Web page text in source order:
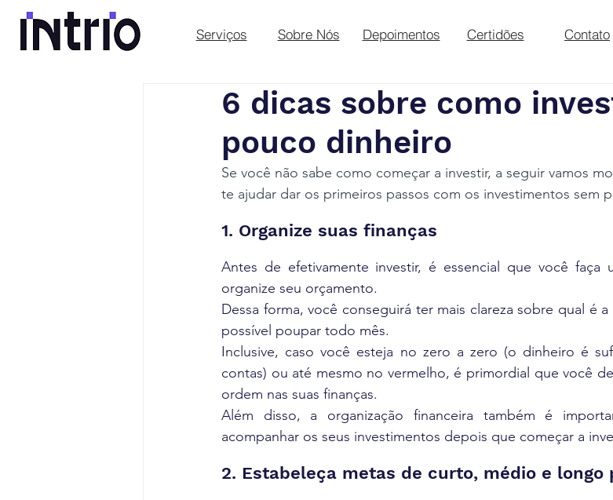
Serviços Sobre Nós Depoimentos Certidões Contato
6 dicas sobre como
pouco dinheiro
Se você não sabe como começar a investir, a seguir vamos
te ajudar dar os primeiros passos com os investimentos sem
1. Organize suas finanças
Antes de efetivamente investir, é essencial que você faça
organize seu orçamento.
Dessa forma, você conseguirá ter mais clareza sobre qual é
possível poupar todo mês.
Inclusive, caso você esteja no zero a zero (o dinheiro é
contas) ou até mesmo no vermelho, é primordial que você
ordem nas suas finanças.
Além disso, a organização financeira também é
acompanhar os seus investimentos depois que começar a
2. Estabeleça metas de curto, médio e longo